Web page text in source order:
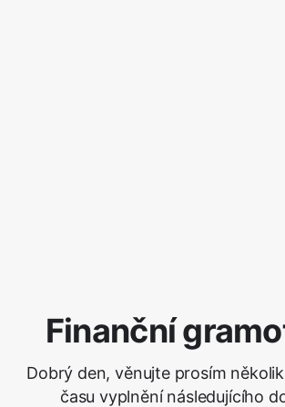
Finanční
Dobrý den, věnujte prosím
času vyplnění následujícího